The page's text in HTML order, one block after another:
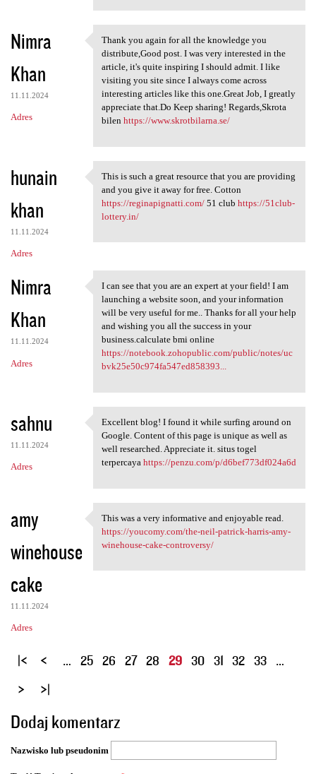
Nimra
Khan
11.11.2024
Adres
Thank you again for all the
Thank you again for all the knowledge you
distribute,Good post. I was very interested in the
article, it's quite inspiring I should admit. I like
visiting you site since I always come across
interesting articles like this one.Great Job, I greatly
appreciate that.Do Keep sharing! Regards,Skrota
bilen https://www.skrotbilarna.se/
hunain
khan
11.11.2024
Adres
This is such a great resource
This is such a great resource that you are providing
and you give it away for free. Cotton
https://reginapignatti.com/51 club https://51club-
lottery.in/
Nimra
Khan
11.11.2024
Adres
I can see that you are an
I can see that you are an expert at your field! I am
launching a website soon, and your information
will be very useful for me.. Thanks for all your help
and wishing you all the success in your
business.calculate bmi online
https://notebook.zohopublic.com/public/notes/uc
bvk25e50c974fa547ed858393...
sahnu
11.11.2024
Adres
Excellent blog! I found it
Excellent blog! I found it while surfing around on
Google. Content of this page is unique as well as
well researched. Appreciate it. situs togel
terpercaya https://penzu.com/p/d6bef773df024a6d
amy
winehouse
cake
11.11.2024
Adres
This was a very informative
This was a very informative and enjoyable read.
https://youcomy.com/the-neil-patrick-harris-amy-
winehouse-cake-controversy/
S
o
n
y
… 25 26 27 28 29 30 31 32 33 …
Dodaj komentarz
Nazwisko lub pseudonim